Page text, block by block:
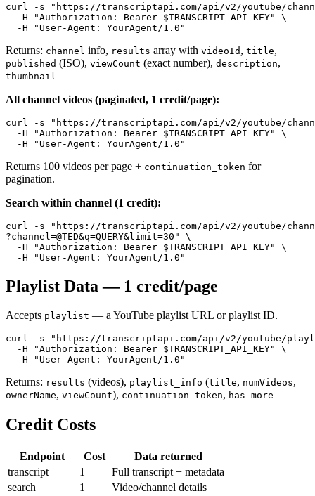
curl -s "https://transcriptapi.com/api/v2/youtube/
  -H "Authorization: Bearer $TRANSCRIPT_API_KEY" \
Returns: channel info, results array with videoId , title,
published (ISO), viewCount (exact number), description,
thumbnail
All channel videos (paginated, 1 credit/page):
curl -s "https://transcriptapi.com/api/v2/youtube/
  -H "Authorization: Bearer $TRANSCRIPT_API_KEY" \
Returns 100 videos per page + continuation_token for
pagination.
Search within channel (1 credit):
curl -s "https://transcriptapi.com/api/v2/youtube/
?channel=@TED&q=QUERY&limit=30" \
  -H "Authorization: Bearer $TRANSCRIPT_API_KEY" \
Playlist Data — 1 credit/page
Accepts playlist — a YouTube playlist URL or playlist ID.
curl -s "https://transcriptapi.com/api/v2/youtube/
  -H "Authorization: Bearer $TRANSCRIPT_API_KEY" \
Returns: results (videos), playlist_info (title, numVideos,
ownerName, viewCount), continuation_token, has_more
Credit Costs
Endpoint Cost
Data returned
transcript
1
Full transcript + metadata
search
1
Video/channel details